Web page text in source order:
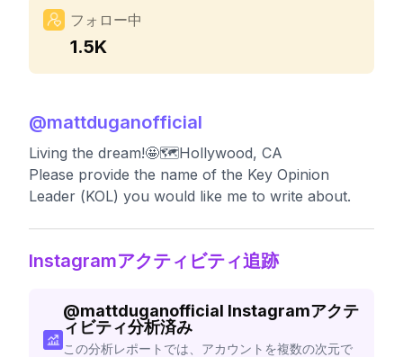
フォロー中
1.5K
@mattduganofficial
Living the dream!🤩🗺️Hollywood, CA
Please provide the name of the Key Opinion
Leader (KOL) you would like me to write about.
Instagramアクティビティ追跡
@mattduganofficial Instagramアクテ
ィビティ分析済み
この分析レポートでは、アカウントを複数の次元で